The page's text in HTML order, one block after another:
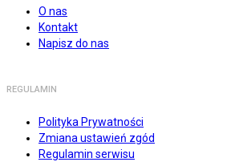
O nas
Kontakt
Napisz do nas
REGULAMIN
Polityka Prywatności
Zmiana ustawień zgód
Regulamin serwisu